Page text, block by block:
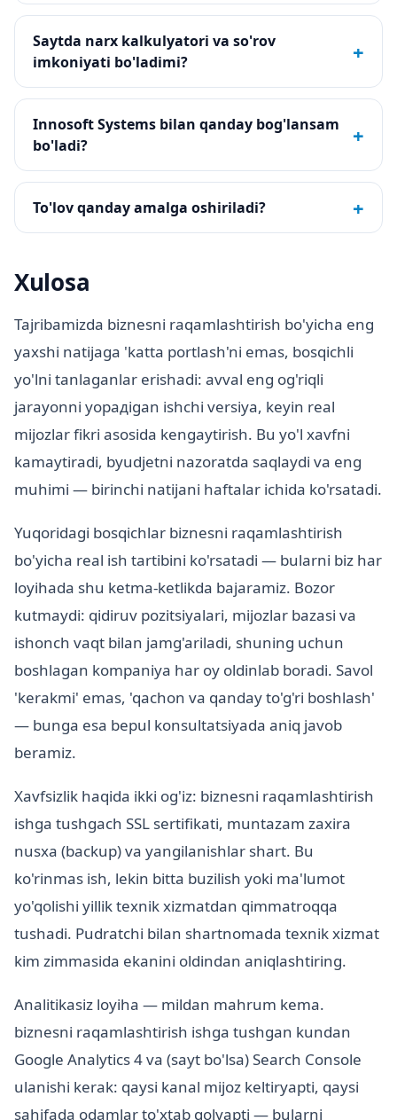
Saytda narx kalkulyatori va so'rov
imkoniyati bo'ladimi?
+
Innosoft Systems bilan qanday bog'lansam
bo'ladi?
+
To'lov qanday amalga oshiriladi? +
Xulosa
Tajribamizda biznesni raqamlashtirish bo'yicha eng
yaxshi natijaga 'katta portlash'ni emas, bosqichli
yo'lni tanlaganlar erishadi: avval eng og'riqli
jarayonni yopадigan ishchi versiya, keyin real
mijozlar fikri asosida kengaytirish. Bu yo'l xavfni
kamaytiradi, byudjetni nazoratda saqlaydi va eng
muhimi — birinchi natijani haftalar ichida ko'rsatadi.
Yuqoridagi bosqichlar biznesni raqamlashtirish
bo'yicha real ish tartibini ko'rsatadi — bularni biz har
loyihada shu ketma-ketlikda bajaramiz. Bozor
kutmaydi: qidiruv pozitsiyalari, mijozlar bazasi va
ishonch vaqt bilan jamg'ariladi, shuning uchun
boshlagan kompaniya har oy oldinlab boradi. Savol
'kerakmi' emas, 'qachon va qanday to'g'ri boshlash'
— bunga esa bepul konsultatsiyada aniq javob
beramiz.
Xavfsizlik haqida ikki og'iz: biznesni raqamlashtirish
ishga tushgach SSL sertifikati, muntazam zaxira
nusxa (backup) va yangilanishlar shart. Bu
ko'rinmas ish, lekin bitta buzilish yoki ma'lumot
yo'qolishi yillik texnik xizmatdan qimmatroqqa
tushadi. Pudratchi bilan shartnomada texnik xizmat
kim zimmasida ekanini oldindan aniqlashtiring.
Analitikasiz loyiha — mildan mahrum kema.
biznesni raqamlashtirish ishga tushgan kundan
Google Analytics 4 va (sayt bo'lsa) Search Console
ulanishi kerak: qaysi kanal mijoz keltiryapti, qaysi
sahifada odamlar to'xtab qolyapti — bularni